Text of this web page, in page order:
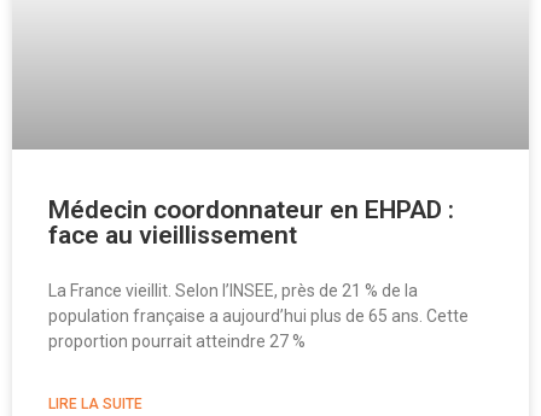
Médecin coordonnateur en EHPAD :
face au vieillissement
La France vieillit. Selon l’INSEE, près de 21 % de la
population française a aujourd’hui plus de 65 ans. Cette
proportion pourrait atteindre 27 %
LIRE LA SUITE